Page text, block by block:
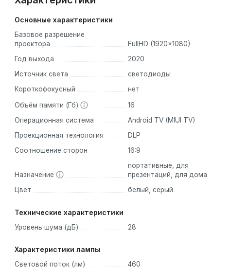
Основные характеристики
Базовое разрешение
проектора
FullHD (1920x1080)
Год выхода
2020
Источник света
светодиоды
Короткофокусный
нет
Объём памяти (Гб)
16
Операционная система
Android TV (MIUI TV)
Проекционная технология
DLP
Соотношение сторон
16:9
Назначение
портативные, для
презентаций, для дома
Цвет
белый, серый
Технические характеристики
Уровень шума (дБ) 28
Характеристики лампы
Световой поток (лм) 460